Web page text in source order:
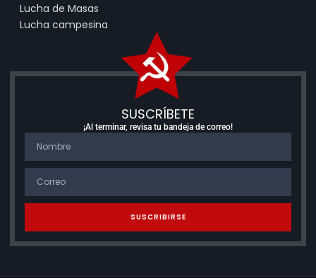
Lucha de Masas
Lucha campesina
SUSCRÍBETE
¡Al terminar, revisa tu bandeja de correo!
SUSCRIBIRSE